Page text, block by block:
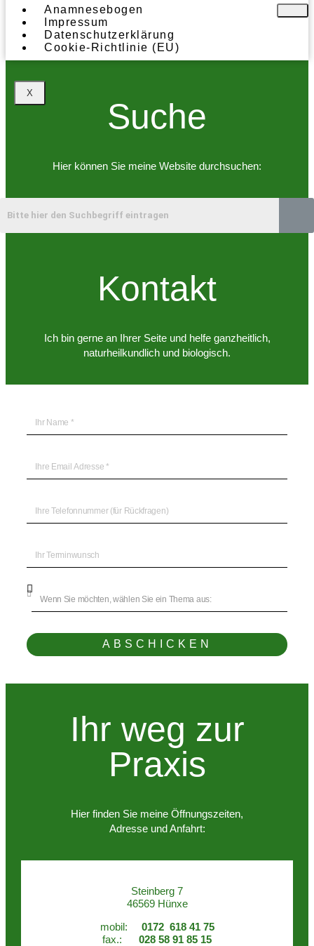
Anamnesebogen
Impressum
Datenschutzerklärung
Cookie-Richtlinie (EU)
X
Suche
Hier können Sie meine Website durchsuchen:
Kontakt
Ich bin gerne an Ihrer Seite und helfe ganzheitlich,
naturheilkundlich und biologisch.
ABSCHICKEN
Ihr weg zur
Praxis
Hier finden Sie meine Öffnungszeiten,
Adresse und Anfahrt:
Steinberg 7
46569 Hünxe
mobil: 0172 618 41 75
fax.: 028 58 91 85 15